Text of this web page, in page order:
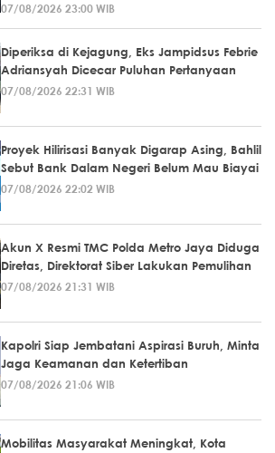
07/08/2026 23:00 WIB
Diperiksa di Kejagung, Eks Jampidsus Febrie
Adriansyah Dicecar Puluhan Pertanyaan
07/08/2026 22:31 WIB
Proyek Hilirisasi Banyak Digarap Asing, Bahlil
Sebut Bank Dalam Negeri Belum Mau Biayai
07/08/2026 22:02 WIB
Akun X Resmi TMC Polda Metro Jaya Diduga
Diretas, Direktorat Siber Lakukan Pemulihan
07/08/2026 21:31 WIB
Kapolri Siap Jembatani Aspirasi Buruh, Minta
Jaga Keamanan dan Ketertiban
07/08/2026 21:06 WIB
Mobilitas Masyarakat Meningkat, Kota